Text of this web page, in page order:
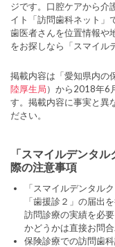
ジです。口腔ケアから介
イト「訪問歯科ネット」
歯医者さんを位置情報
をお探しなら「スマイル
掲載内容は「愛知県内の
陸厚生局）から2018年6
す。掲載内容に事実と異
ださい。
「スマイルデンタ
際の注意事項
「スマイルデンタル
「歯援診２」の届出
訪問診療の実績を必
かどうかは直接お問
保険診療での訪問歯